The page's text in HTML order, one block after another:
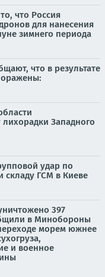
что Россия
для нанесения
зимнего периода
что в результате
Западного
удар по
складу ГСМ в Киеве
397
в Минобороны
морем южнее
и военное